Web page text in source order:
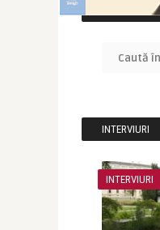
CAUTĂ ÎN SITE
INTERVIURI
INTERVIURI